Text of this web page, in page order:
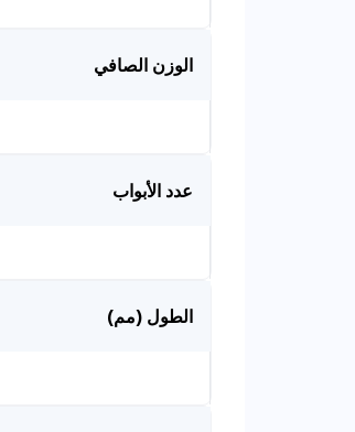
الوزن الصافي
عدد الأبواب
الطول (مم)